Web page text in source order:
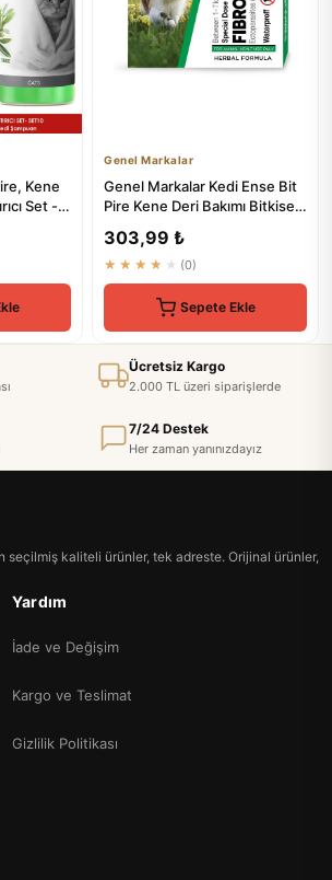
Kene
Set -
Genel Markalar
Genel Markalar Kedi Ense Bit
Pire Kene Deri Bakımı Bitkisel
303,99 ₺
★★★★★ (0)
Sepete Ekle
Ücretsiz Kargo
2.000 TL üzeri siparişlerde
7/24 Destek
Her zaman yanınızdayız
kaliteli ürünler, tek adreste. Orijinal ürünler,
Yardım
İade ve Değişim
Kargo ve Teslimat
Gizlilik Politikası